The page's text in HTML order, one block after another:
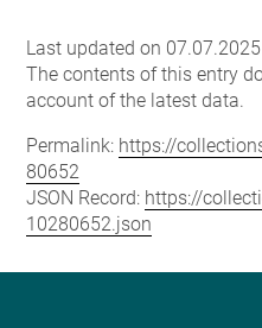
Last updated on 07.07.2025
The contents of this entry
account of the latest data.
Permalink: https://
80652
JSON Record: https://
10280652.json